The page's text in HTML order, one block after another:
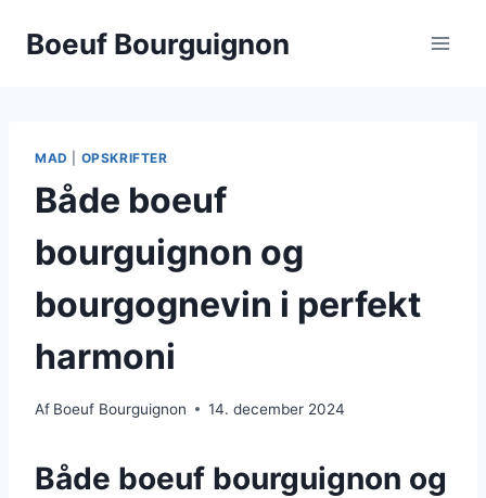
Boeuf Bourguignon
MAD OPSKRIFTER
Både boeuf
bourguignon og
bourgognevin i perfekt
harmoni
Af Boeuf Bourguignon 14. december 2024
Både boeuf bourguignon og